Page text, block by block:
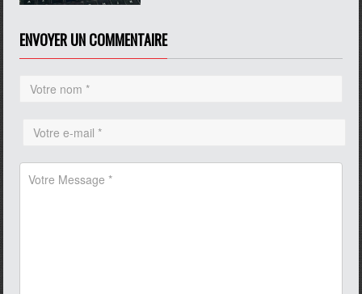
ENVOYER UN COMMENTAIRE